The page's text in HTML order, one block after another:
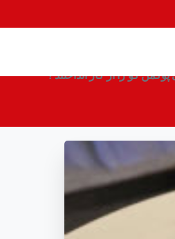
گو را از کار انداختند !